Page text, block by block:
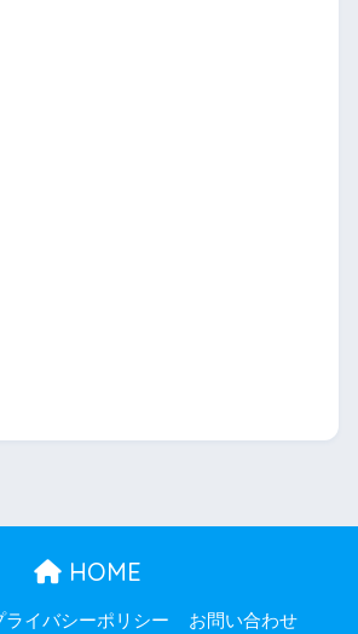
HOME
ライバシーポリシー お問い合わせ